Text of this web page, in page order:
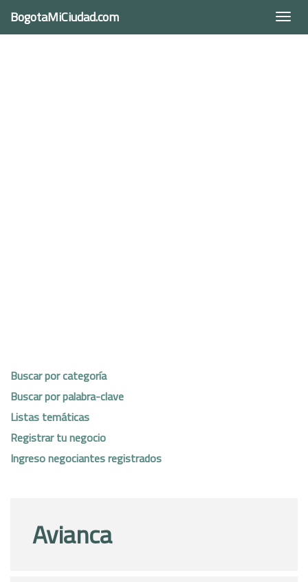
BogotaMiCiudad.com
Buscar por categoría
Buscar por palabra-clave
Listas temáticas
Registrar tu negocio
Ingreso negociantes registrados
Avianca